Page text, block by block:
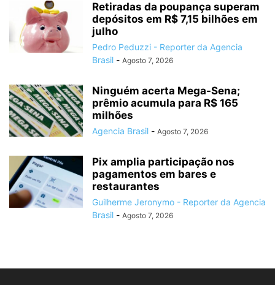
Retiradas da poupança superam
depósitos em R$ 7,15 bilhões em
julho
Pedro Peduzzi - Reporter da Agencia
Brasil - Agosto 7, 2026
Ninguém acerta Mega-Sena;
prêmio acumula para R$ 165
milhões
Agencia Brasil - Agosto 7, 2026
Pix amplia participação nos
pagamentos em bares e
restaurantes
Guilherme Jeronymo - Reporter da Agencia
Brasil - Agosto 7, 2026